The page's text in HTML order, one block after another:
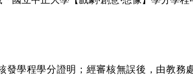
學程學分證明；經審核無誤後，由教務